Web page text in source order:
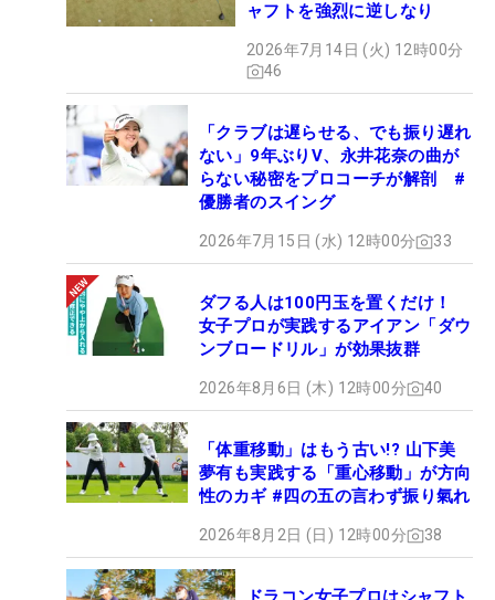
ャフトを強烈に逆しなり
2026年7月14日 (火) 12時00分
46
「クラブは遅らせる、でも振り遅れ
ない」9年ぶりV、永井花奈の曲が
らない秘密をプロコーチが解剖 #
優勝者のスイング
2026年7月15日 (水) 12時00分 33
ダフる人は100円玉を置くだけ！
女子プロが実践するアイアン「ダウ
ンブロードリル」が効果抜群
2026年8月6日 (木) 12時00分 40
「体重移動」はもう古い!? 山下美
夢有も実践する「重心移動」が方向
性のカギ #四の五の言わず振り氣れ
2026年8月2日 (日) 12時00分 38